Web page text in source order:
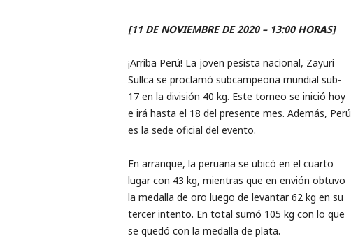
[11 DE NOVIEMBRE DE 2020 – 13:00 HORAS]
¡Arriba Perú! La joven pesista nacional, Zayuri
Sullca se proclamó subcampeona mundial sub-
17 en la división 40 kg. Este torneo se inició hoy
e irá hasta el 18 del presente mes. Además, Perú
es la sede oficial del evento.
En arranque, la peruana se ubicó en el cuarto
lugar con 43 kg, mientras que en envión obtuvo
la medalla de oro luego de levantar 62 kg en su
tercer intento. En total sumó 105 kg con lo que
se quedó con la medalla de plata.